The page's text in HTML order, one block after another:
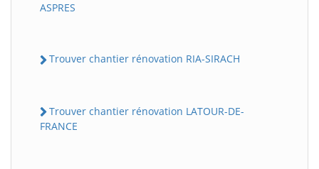
ASPRES
Trouver chantier rénovation RIA-SIRACH
Trouver chantier rénovation LATOUR-DE-
FRANCE